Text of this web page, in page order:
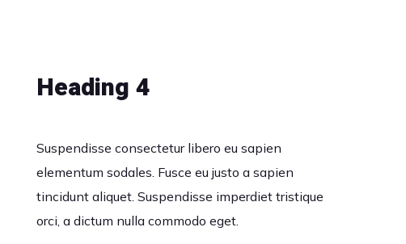
Heading 4
Suspendisse consectetur libero eu sapien
elementum sodales. Fusce eu justo a sapien
tincidunt aliquet. Suspendisse imperdiet tristique
orci, a dictum nulla commodo eget.